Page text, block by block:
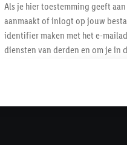
Als je hier toestemming geeft
aanmaakt of inlogt op jouw
identifier maken met het e-
diensten van derden en om je in
Als je hiervoor toestemming
eerder interesse hebt getoond
maar het niet te kopen). De
Lidl-diensten worden